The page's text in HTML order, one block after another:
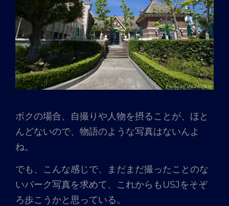
ボクの場合、自撮りや人物を摂ることが、ほと
んどないので、物語のような写真はないんよ
ね。
でも、こんな感じで、まだまだ撮ったことのな
いパーク写真を求めて、これからもUSJをそぞ
ろ歩こうかと思っている。